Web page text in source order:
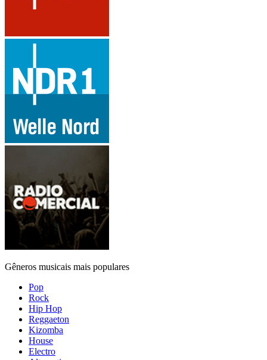
Gêneros musicais mais populares
Pop
Rock
Hip Hop
Reggaeton
Kizomba
House
Electro